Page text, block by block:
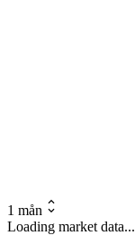
1 mån
Loading market data...